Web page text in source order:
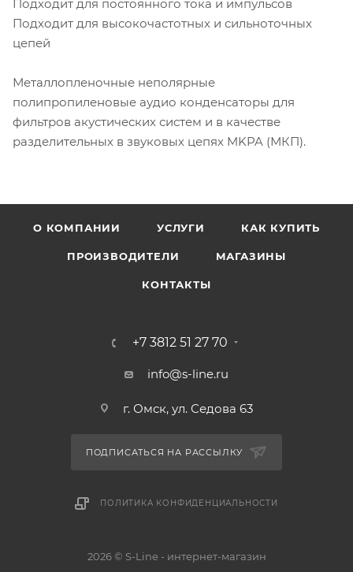
Подходит для постоянного тока и импульсов
Подходит для высокочастотных и сильноточных
цепей
Металлопленочные неполярные
полипропиленовые аудио конденсаторы для
фильтров акустических систем и в качестве
разделительных в звуковых цепях MKPA (МКП).
О КОМПАНИИ УСЛУГИ КАК КУПИТЬ
ПРОИЗВОДИТЕЛИ МАГАЗИНЫ
КОНТАКТЫ
+7 3812 51 27 70
info@s-line.ru
г. Омск, ул. Седова 63
ПОДПИСАТЬСЯ НА РАССЫЛКУ
ПОЛИТИКА КОНФИДЕНЦИАЛЬНОСТИ
2026 © S-Line - интернет-магазин